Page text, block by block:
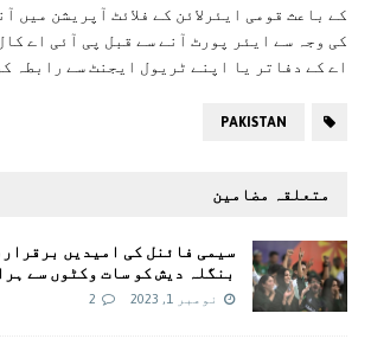
کے باعث قومی ایئرلائن کے فلائٹ آپریشن میں
کی وجہ سے ایئر پورٹ آنے سے قبل پی آئی اے
اے کے دفاتر یا اپنے ٹریول ایجنٹ سے رابطہ
PAKISTAN
متعلقہ مضامین
سیمی فائنل کی امیدیں
بنگلہ دیش کو سات وکٹوں سے
نومبر 1, 2023 2